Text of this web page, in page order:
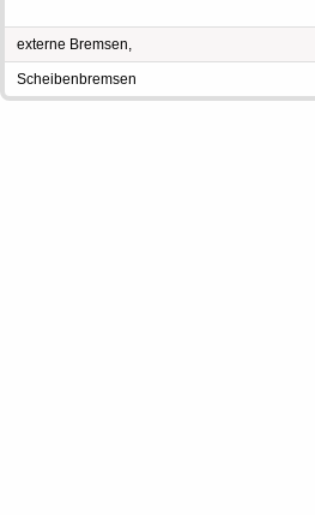
externe Bremsen,
Scheibenbremsen